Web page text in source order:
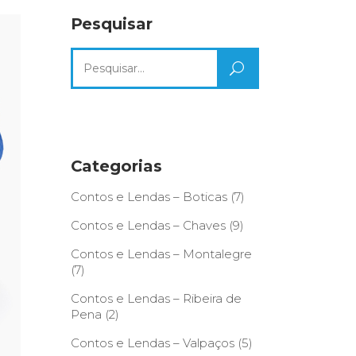
Pesquisar
for:
Categorias
Contos e Lendas – Boticas(7)
Contos e Lendas – Chaves(9)
Contos e Lendas – Montalegre
(7)
Contos e Lendas – Ribeira de
Pena (2)
Contos e Lendas – Valpaços(5)